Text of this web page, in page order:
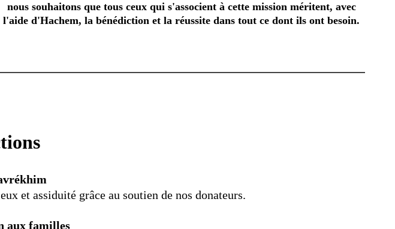
nous souhaitons que tous ceux qui s'associent à cette mission méritent, avec
l'aide d'Hachem, la bénédiction et la réussite dans tout ce dont ils ont besoin.
et assiduité grâce au soutien de nos donateurs.
aux familles